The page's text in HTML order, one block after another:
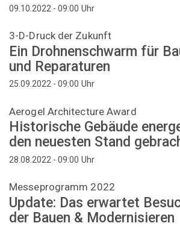
09.10.2022 - 09:00 Uhr
3-D-Druck der Zukunft
Ein Drohnenschwarm für
und Reparaturen
25.09.2022 - 09:00 Uhr
Aerogel Architecture Award
Historische Gebäude
den neuesten Stand
28.08.2022 - 09:00 Uhr
Messeprogramm 2022
Update: Das erwartet
der Bauen & Modernisieren